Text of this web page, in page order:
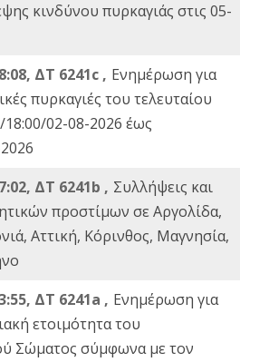
κινδύνου πυρκαγιάς στις 05-
ΔΤ 6241c , Ενημέρωση για
πυρκαγιές του τελευταίου
02-08-2026 έως
ΔΤ 6241b , Συλλήψεις και
προστίμων σε Αργολίδα,
Αττική, Κόρινθος, Μαγνησία,
ΔΤ 6241a , Ενημέρωση για
ετοιμότητα του
Σώματος σύμφωνα με τον